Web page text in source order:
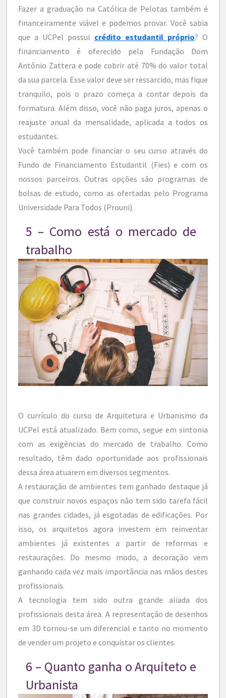
Fazer a graduação na Católica de Pelotas também é
financeiramente viável e podemos provar. Você sabia
que a UCPel possui crédito estudantil próprio? O
financiamento é oferecido pela Fundação Dom
Antônio Zattera e pode cobrir até 70% do valor total
da sua parcela. Esse valor deve ser ressarcido, mas fique
tranquilo, pois o prazo começa a contar depois da
formatura. Além disso, você não paga juros, apenas o
reajuste anual da mensalidade, aplicada a todos os
estudantes.
Você também pode financiar o seu curso através do
Fundo de Financiamento Estudantil (Fies) e com os
nossos parceiros. Outras opções são programas de
bolsas de estudo, como as ofertadas pelo Programa
Universidade Para Todos (Prouni).
5 – Como está o mercado de
trabalho
O currículo do curso de Arquitetura e Urbanismo da
UCPel está atualizado. Bem como, segue em sintonia
com as exigências do mercado de trabalho. Como
resultado, têm dado oportunidade aos profissionais
dessa área atuarem em diversos segmentos.
A restauração de ambientes tem ganhado destaque já
que construir novos espaços não tem sido tarefa fácil
nas grandes cidades, já esgotadas de edificações. Por
isso, os arquitetos agora investem em reinventar
ambientes já existentes a partir de reformas e
restaurações. Do mesmo modo, a decoração vem
ganhando cada vez mais importância nas mãos destes
profissionais.
A tecnologia tem sido outra grande aliada dos
profissionais desta área. A representação de desenhos
em 3D tornou-se um diferencial e tanto no momento
de vender um projeto e conquistar os clientes.
6 – Quanto ganha o Arquiteto e
Urbanista